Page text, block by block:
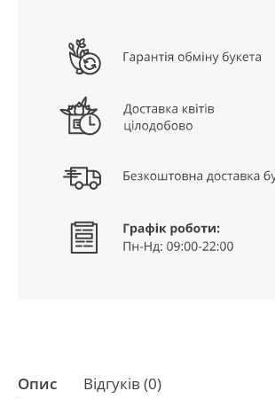
Опис Відгуків (0)